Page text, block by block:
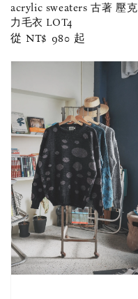
acrylic sweaters 古著 壓克
力毛衣 LOT4
Regular
從NT$ 980 起